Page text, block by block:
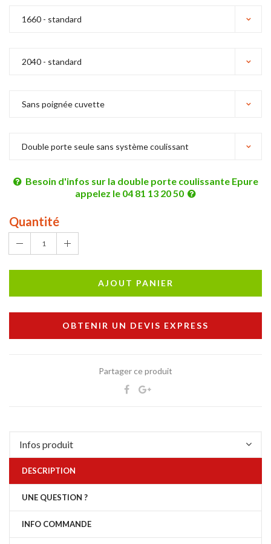
Besoin d'infos sur la double porte coulissante Epure
appelez le 04 81 13 20 50
Quantité
1
AJOUT PANIER
OBTENIR UN DEVIS EXPRESS
Partager ce produit
Infos produit
DESCRIPTION
UNE QUESTION ?
INFO COMMANDE